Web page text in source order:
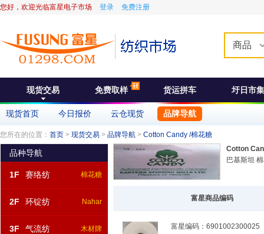
您好，欢迎光临富星电子市场 登录 免费注册
商品
现货交易 免费取样 货运拼车 圩日市集
现货首页 今日报价 云仓现货 品牌导航
您所在的位置： 首页 > 现货交易 > 品牌导航 > Cotton Candy /棉花糖
品种导航
1F 赛络纺 棉花糖
2F 环锭纺 Nahar
3F 气流纺 木材牌
Cotton
巴基斯坦
富星商品编码
富星编码： 6901002300025